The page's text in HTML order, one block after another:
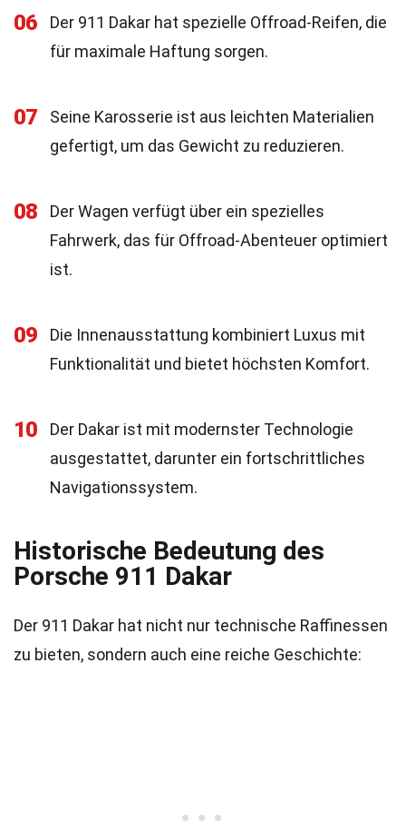
06
Der 911 Dakar hat spezielle Offroad-Reifen, die
für maximale Haftung sorgen.
07
Seine Karosserie ist aus leichten Materialien
gefertigt, um das Gewicht zu reduzieren.
08
Der Wagen verfügt über ein spezielles
Fahrwerk, das für Offroad-Abenteuer optimiert
ist.
09
Die Innenausstattung kombiniert Luxus mit
Funktionalität und bietet höchsten Komfort.
10
Der Dakar ist mit modernster Technologie
ausgestattet, darunter ein fortschrittliches
Navigationssystem.
Historische Bedeutung des
Porsche 911 Dakar
Der 911 Dakar hat nicht nur technische Raffinessen
zu bieten, sondern auch eine reiche Geschichte: